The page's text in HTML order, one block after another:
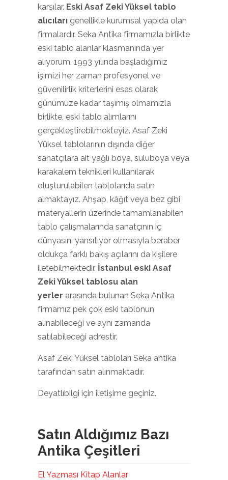
karşılar. Eski Asaf Zeki Yüksel tablo
alıcıları genellikle kurumsal yapıda olan
firmalardır. Seka Antika firmamızla birlikte
eski tablo alanlar klasmanında yer
alıyorum. 1993 yılında başladığımız
işimizi her zaman profesyonel ve
güvenilirlik kriterlerini esas olarak
günümüze kadar taşımış olmamızla
birlikte, eski tablo alımlarını
gerçekleştirebilmekteyiz. Asaf Zeki
Yüksel tablolarının dışında diğer
sanatçılara ait yağlı boya, suluboya veya
karakalem teknikleri kullanılarak
oluşturulabilen tablolarıda satın
almaktayız. Ahşap, kâğıt veya bez gibi
materyallerin üzerinde tamamlanabilen
tablo çalışmalarında sanatçının iç
dünyasını yansıtıyor olmasıyla beraber
oldukça farklı bakış açılarını da kişilere
iletebilmektedir. İstanbul eski Asaf
Zeki Yüksel tablosu alan
yerler arasında bulunan Seka Antika
firmamız pek çok eski tablonun
alınabileceği ve aynı zamanda
satılabileceği adrestir.
Asaf Zeki Yüksel tabloları Seka antika
tarafından satın alınmaktadır.
Deyatlıbilgi için iletişime geçiniz.
Satın Aldığımız Bazı
Antika Çeşitleri
El Yazması Kitap Alanlar